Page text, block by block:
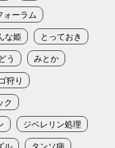
ォーラム
な姫
とっておき
う
みとか
狩り
ク
ジベレリン処理
ル
タンソ病